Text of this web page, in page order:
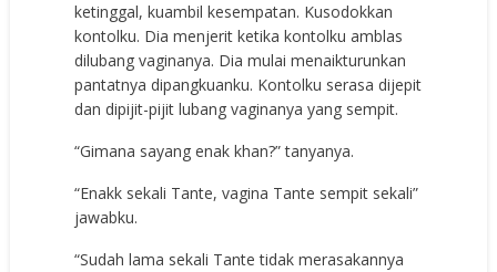
ketinggal, kuambil kesempatan. Kusodokkan
kontolku. Dia menjerit ketika kontolku amblas
dilubang vaginanya. Dia mulai menaikturunkan
pantatnya dipangkuanku. Kontolku serasa dijepit
dan dipijit-pijit lubang vaginanya yang sempit.
“Gimana sayang enak khan?” tanyanya.
“Enakk sekali Tante, vagina Tante sempit sekali”
jawabku.
“Sudah lama sekali Tante tidak merasakannya